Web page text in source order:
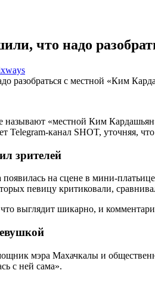
что надо
«местной Ким
канал SHOT, уточняя,
зрителей
на сцене в мини-
певицу критиковали,
выглядит шикарно, и
мэра Махачкалы и
с ней сама».